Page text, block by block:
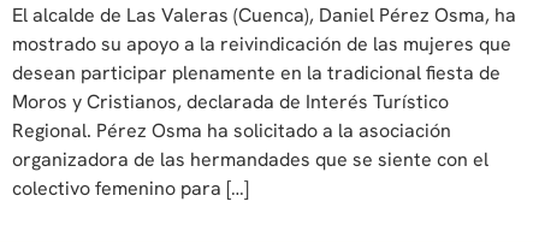
El alcalde de Las Valeras (Cuenca), Daniel Pérez Osma, ha
mostrado su apoyo a la reivindicación de las mujeres que
desean participar plenamente en la tradicional fiesta de
Moros y Cristianos, declarada de Interés Turístico
Regional. Pérez Osma ha solicitado a la asociación
organizadora de las hermandades que se siente con el
colectivo femenino para […]